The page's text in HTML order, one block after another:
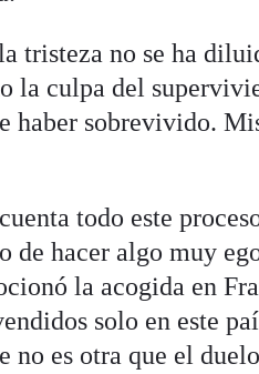
tristeza no se ha
la culpa del
haber sobrevivido.
todo este
de hacer algo muy
la acogida en
solo en este
no es otra que el